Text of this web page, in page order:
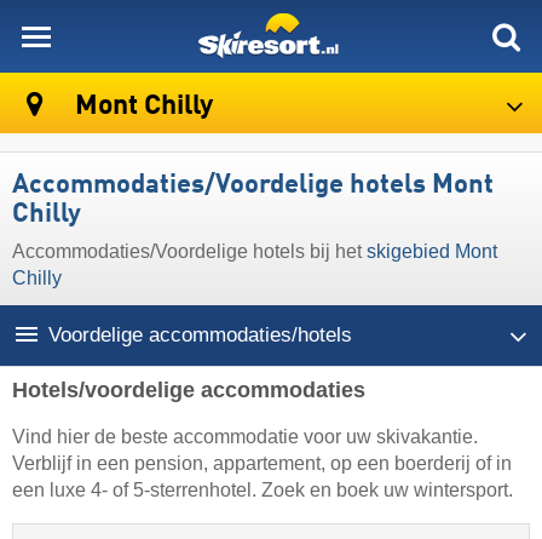
Mont Chilly
Accommodaties/Voordelige hotels Mont
Chilly
Accommodaties/Voordelige hotels bij hetskigebied Mont
Chilly
Voordelige accommodaties/hotels
Hotels/voordelige accommodaties
Vind hier de beste accommodatie voor uw skivakantie.
Verblijf in een pension, appartement, op een boerderij of in
een luxe 4- of 5-sterrenhotel. Zoek en boek uw wintersport.